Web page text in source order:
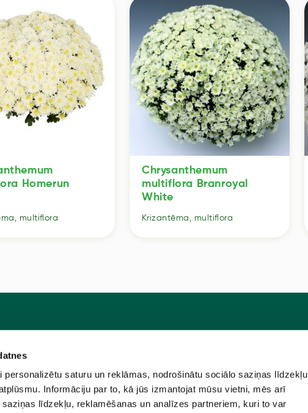
saturu un reklāmas, nodrošinātu sociālo saziņas līdzekļu
Informāciju par to, kā jūs izmantojat mūsu vietni, mēs arī
līdzekļu, reklamēšanas un analīzes partneriem, kuri to var
Homerun
multiflora
Chrysanthemum
multiflora Branroyal
White
Krizantēma, multiflora
Sēklas
Sīpolpuķes